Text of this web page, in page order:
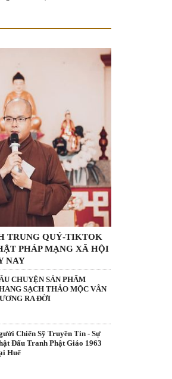
TRUNG QUÝ-TIKTOK
PHÁP MẠNG XÃ HỘI
NAY
CHUYỆN SẢN PHẨM
SẠCH THẢO MỘC VÂN
RA ĐỜI
Chiến Sỹ Truyền Tin - Sự
Đấu Tranh Phật Giáo 1963
Huế